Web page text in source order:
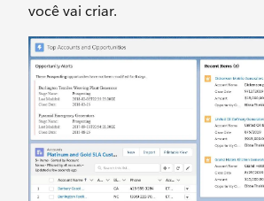
você vai criar.